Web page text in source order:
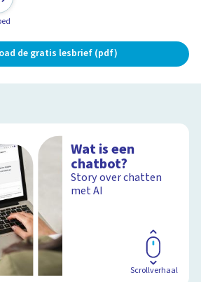
de gratis lesbrief (pdf)
Wat is een
chatbot?
Story over chatten
met AI
Scrollverhaal